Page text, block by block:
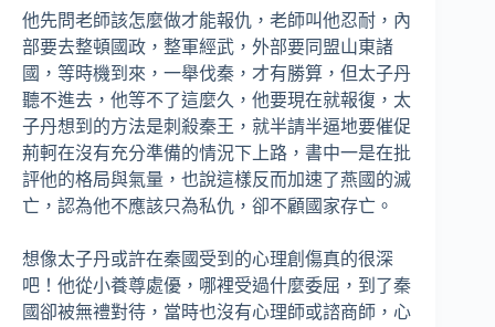
他先問老師該怎麼做才能報仇，老師叫他忍耐，內
部要去整頓國政，整軍經武，外部要同盟山東諸
國，等時機到來，一舉伐秦，才有勝算，但太子丹
聽不進去，他等不了這麼久，他要現在就報復，太
子丹想到的方法是刺殺秦王，就半請半逼地要催促
荊軻在沒有充分準備的情況下上路，書中一是在批
評他的格局與氣量，也說這樣反而加速了燕國的滅
亡，認為他不應該只為私仇，卻不顧國家存亡。
想像太子丹或許在秦國受到的心理創傷真的很深
吧！他從小養尊處優，哪裡受過什麼委屈，到了秦
國卻被無禮對待，當時也沒有心理師或諮商師，心